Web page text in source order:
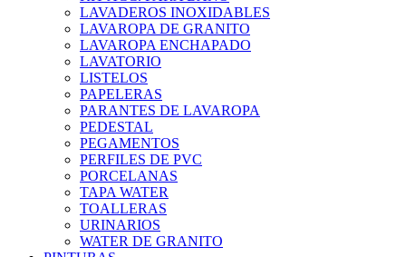
LAVADEROS INOXIDABLES
LAVAROPA DE GRANITO
LAVAROPA ENCHAPADO
LAVATORIO
LISTELOS
PAPELERAS
PARANTES DE LAVAROPA
PEDESTAL
PEGAMENTOS
PERFILES DE PVC
PORCELANAS
TAPA WATER
TOALLERAS
URINARIOS
WATER DE GRANITO